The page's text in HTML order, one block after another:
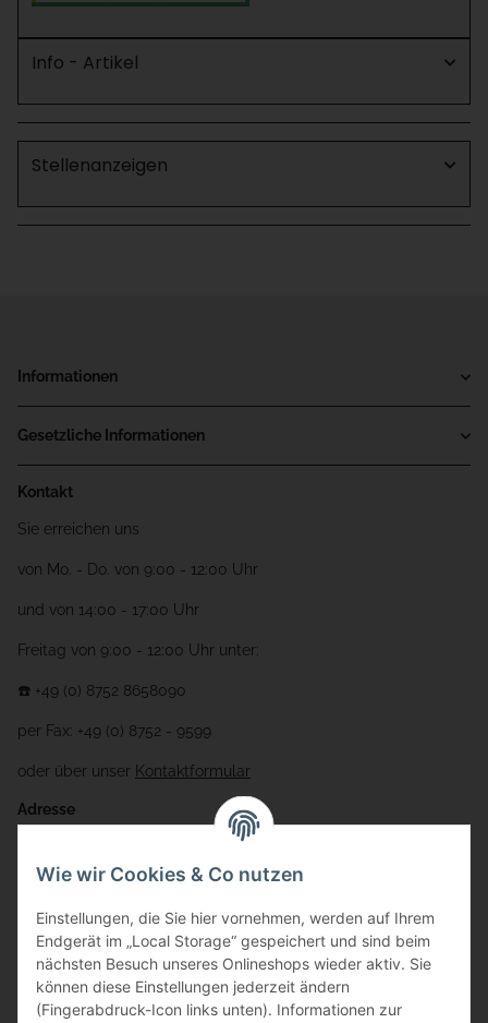
Info - Artikel
Stellenanzeigen
Informationen
Gesetzliche Informationen
Kontakt
Sie erreichen uns
von Mo. - Do. von 9:00 - 12:00 Uhr
und von 14:00 - 17:00 Uhr
Freitag von 9:00 - 12:00 Uhr unter:
☎️ +49 (0) 8752 8658090
per Fax: +49 (0) 8752 - 9599
oder über unser Kontaktformular
Adresse
Gewerbering 17
84072 Au i.d. Hallertau
info@bauer-tore.de
Wie wir Cookies & Co nutzen
Einstellungen, die Sie hier vornehmen, werden auf Ihrem
Endgerät im „Local Storage“ gespeichert und sind beim
nächsten Besuch unseres Onlineshops wieder aktiv. Sie
können diese Einstellungen jederzeit ändern
(Fingerabdruck-Icon links unten). Informationen zur